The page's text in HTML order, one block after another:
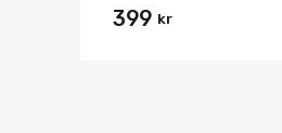
399 kr